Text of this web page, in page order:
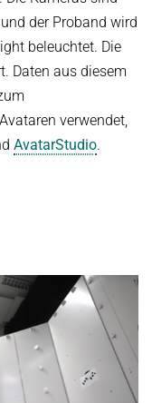
der Proband wird
beleuchtet. Die
Daten aus diesem
verwendet,
AvatarStudio.